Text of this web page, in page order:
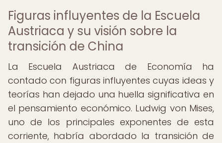
Figuras influyentes de la Escuela
Austriaca y su visión sobre la
transición de China
La Escuela Austriaca de Economía ha
contado con figuras influyentes cuyas ideas y
teorías han dejado una huella significativa en
el pensamiento económico. Ludwig von Mises,
uno de los principales exponentes de esta
corriente, habría abordado la transición de